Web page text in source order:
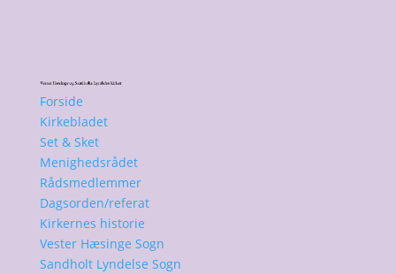
Forside
Kirkebladet
Set & Sket
Menighedsrådet
Rådsmedlemmer
Dagsorden/referat
Kirkernes historie
Vester Hæsinge Sogn
Sandholt Lyndelse Sogn